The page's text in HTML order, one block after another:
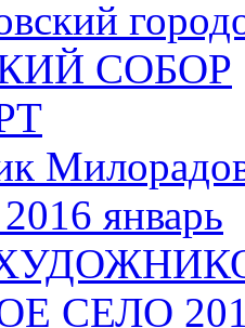
СОБОР
январь
СЕЛО